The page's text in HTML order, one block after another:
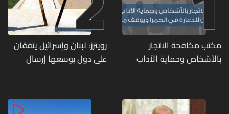
مكتب مكافحة الاتجار
بالأشخاص وحماية الآداب
متورطين
رويترز: لبنان وإسرائيل يتفقان
على دول بوسعها إرسال